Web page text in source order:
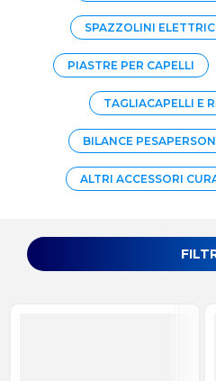
SPAZZOLINI
PIASTRE PER CAPELLI
TAGLIACAPELLI E
BILANCE
ALTRI ACCESSORI